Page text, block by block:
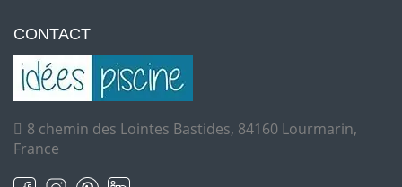
CONTACT
8 chemin des Lointes Bastides, 84160 Lourmarin,
France